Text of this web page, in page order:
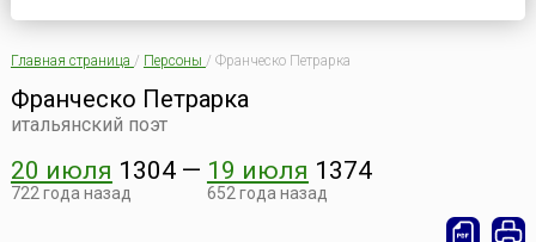
Главная страница / Персоны / Франческо Петрарка
Франческо Петрарка
итальянский поэт
20 июля 1304
722 года назад
— 19 июля 1374
652 года назад